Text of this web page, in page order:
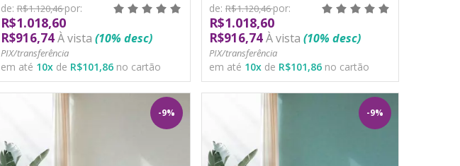
de: R$1.120,46por:
R$1.018,60
R$916,74 À vista (10% desc)
PIX/transferência
em até 10xde R$101,86no cartão
de: R$1.120,46por:
R$1.018,60
R$916,74À vista (10% desc)
PIX/transferência
em até 10xde R$101,86no cartão
-9% -9%